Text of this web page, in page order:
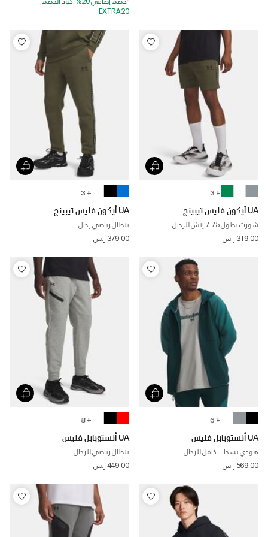
EXTRA20
+ 3
UA آيكون فليس تيبينج
شورت بطول 7.75 إنش للرجال
319.00 ر.س
+ 3
UA أيكون فليس تيبينج
بنطال رياضي رجال
379.00 ر.س
+ 6
UA أنستوبابل فليس
هودي بسحاب كامل للرجال
569.00 ر.س
+ 8
UA أنستوبابل فليس
بنطال رياضي للرجال
449.00 ر.س